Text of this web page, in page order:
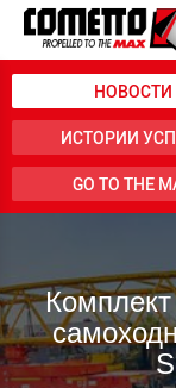
НОВОСТИ
ИСТОРИИ
GO TO THE